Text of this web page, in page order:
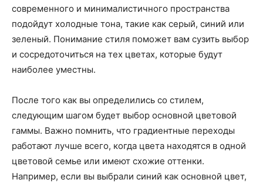
современного и минималистичного пространства
подойдут холодные тона, такие как серый, синий или
зеленый. Понимание стиля поможет вам сузить выбор
и сосредоточиться на тех цветах, которые будут
наиболее уместны.
После того как вы определились со стилем,
следующим шагом будет выбор основной цветовой
гаммы. Важно помнить, что градиентные переходы
работают лучше всего, когда цвета находятся в одной
цветовой семье или имеют схожие оттенки.
Например, если вы выбрали синий как основной цвет,